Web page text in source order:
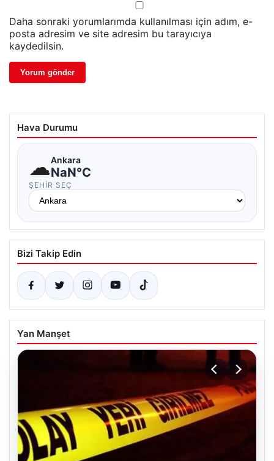
Daha sonraki yorumlarımda kullanılması için adım, e-
posta adresim ve site adresim bu tarayıcıya
kaydedilsin.
Hava Durumu
☁Ankara
NaN°C
ŞEHIR SEÇ
Bizi Takip Edin
Yan Manşet